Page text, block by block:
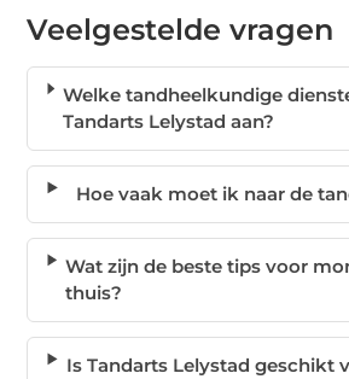
Veelgestelde vragen
Welke tandheelkundige
Tandarts Lelystad aan?
Hoe vaak moet ik naar de
Wat zijn de beste tips voor
thuis?
Is Tandarts Lelystad geschikt